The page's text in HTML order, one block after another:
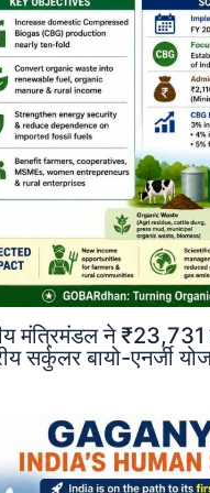
मंत्रिमंडल ने ₹23,731
सर्कुलर बायो-एनर्जी